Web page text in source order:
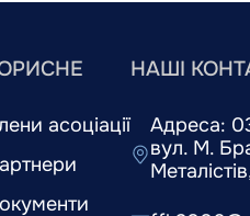
асоціації
НАШІ
Адреса:
вул. М.